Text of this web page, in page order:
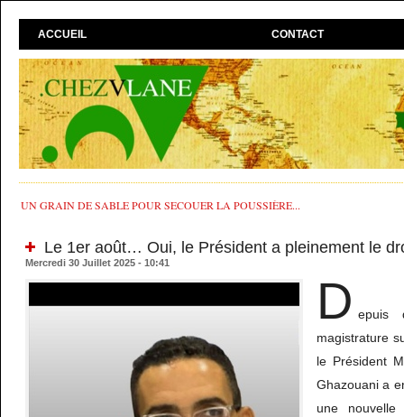
ACCUEIL CONTACT
UN GRAIN DE SABLE POUR SECOUER LA POUSSIÈRE...
Le 1er août… Oui, le Président a pleinement le
Mercredi 30 Juillet 2025 - 10:41
D epuis
magistrature
le Président
Ghazouani a
une